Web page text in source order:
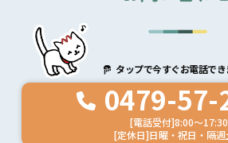
タップで今すぐお電話でき
0479-57-
[電話受付]8:00～17:30
[定休日]日曜・祝日・隔週